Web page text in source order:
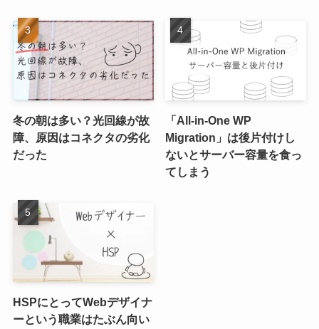
冬の朝は多い？光回線が故
障、原因はコネクタの劣化
だった
「All-in-One WP
Migration」は後片付けし
ないとサーバー容量を食っ
てしまう
HSPにとってWebデザイナ
ーという職業はたぶん向い